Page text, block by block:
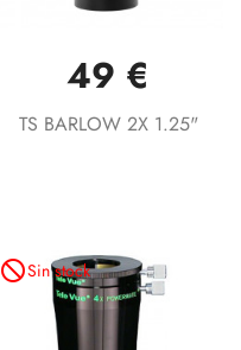
49 €
TS BARLOW 2X 1.25"
not_interestedSin stock